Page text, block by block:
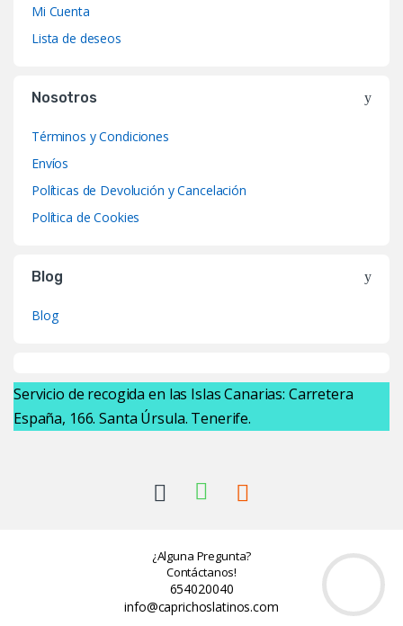
Mi Cuenta
Lista de deseos
Nosotros
Términos y Condiciones
Envíos
Políticas de Devolución y Cancelación
Política de Cookies
Blog
Blog
Servicio de recogida en las Islas Canarias: Carretera
España, 166. Santa Úrsula. Tenerife.
¿Alguna Pregunta?
Contáctanos!
654020040
info@caprichoslatinos.com